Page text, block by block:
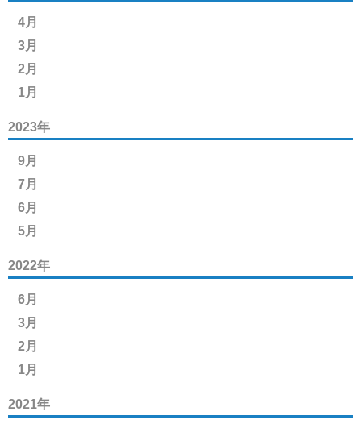
4月
3月
2月
1月
2023年
9月
7月
6月
5月
2022年
6月
3月
2月
1月
2021年